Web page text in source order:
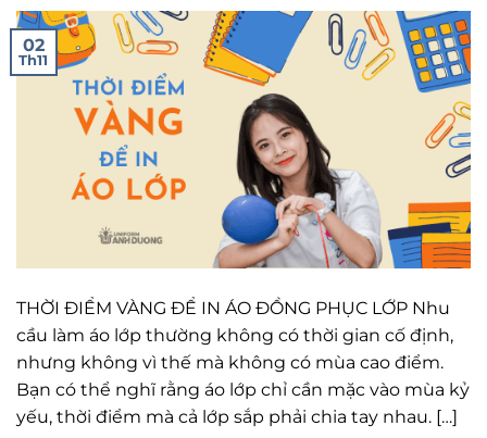
02
Th11
THỜI ĐIỂM VÀNG ĐỂ IN ÁO ĐỒNG PHỤC LỚP Nhu
cầu làm áo lớp thường không có thời gian cố định,
nhưng không vì thế mà không có mùa cao điểm.
Bạn có thể nghĩ rằng áo lớp chỉ cần mặc vào mùa kỷ
yếu, thời điểm mà cả lớp sắp phải chia tay nhau. […]